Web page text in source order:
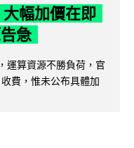
幅加價在即
急
運算資源不勝負荷，官
費，惟未公布具體加